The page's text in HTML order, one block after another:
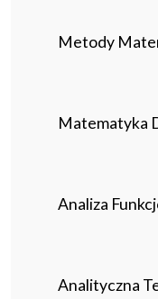
Metody
Matematyka
Analiza
Analityczna